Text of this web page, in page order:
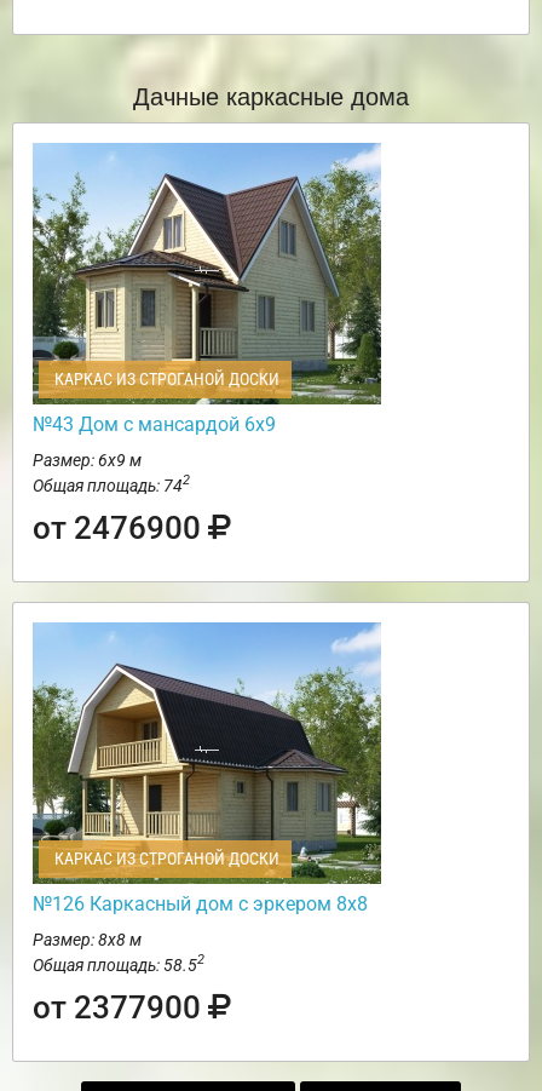
Дачные каркасные дома
КАРКАС ИЗ СТРОГАНОЙ ДОСКИ
№43 Дом с мансардой 6х9
Размер: 6х9 м
Общая площадь: 742
от 2476900
КАРКАС ИЗ СТРОГАНОЙ ДОСКИ
№126 Каркасный дом с эркером 8х8
Размер: 8х8 м
Общая площадь: 58.52
от 2377900